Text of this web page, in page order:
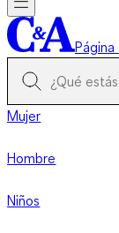
Mujer
Hombre
Niños